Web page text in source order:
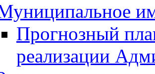
Прогнозный
реализации